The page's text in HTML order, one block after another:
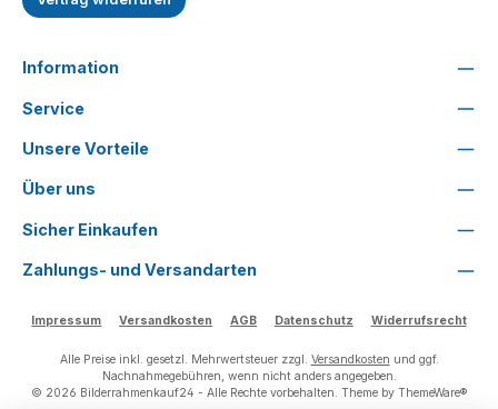
Information
Service
Unsere Vorteile
Über uns
Sicher Einkaufen
Zahlungs- und Versandarten
Impressum Versandkosten AGB Datenschutz Widerrufsrecht
Alle Preise inkl. gesetzl. Mehrwertsteuer zzgl. Versandkosten und ggf.
Nachnahmegebühren, wenn nicht anders angegeben.
© 2026 Bilderrahmenkauf24 - Alle Rechte vorbehalten. Theme by ThemeWare®